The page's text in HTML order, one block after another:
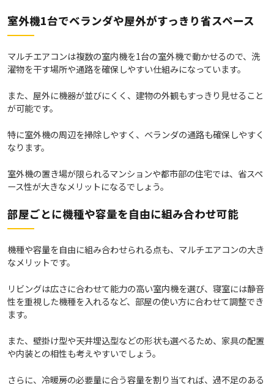
室外機1台でベランダや屋外がすっきり省スペース
マルチエアコンは複数の室内機を1台の室外機で動かせるので、洗
濯物を干す場所や通路を確保しやすい仕組みになっています。
また、屋外に機器が並びにくく、建物の外観もすっきり見せること
が可能です。
特に室外機の周辺を掃除しやすく、ベランダの通路も確保しやすく
なります。
室外機の置き場が限られるマンションや都市部の住宅では、省スペ
ース性が大きなメリットになるでしょう。
部屋ごとに機種や容量を自由に組み合わせ可能
機種や容量を自由に組み合わせられる点も、マルチエアコンの大き
なメリットです。
リビングは広さに合わせて能力の高い室内機を選び、寝室には静音
性を重視した機種を入れるなど、部屋の使い方に合わせて調整でき
ます。
また、壁掛け型や天井埋込型などの形状も選べるため、家具の配置
や内装との相性も考えやすいでしょう。
さらに、冷暖房の必要量に合う容量を割り当てれば、過不足のある